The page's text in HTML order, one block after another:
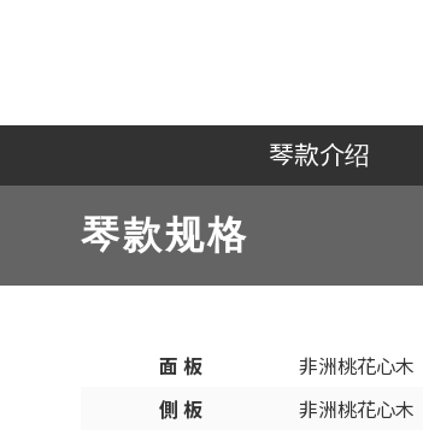
琴款介绍
琴款规格
面 板 非洲桃花心木
側 板
非洲桃花心木